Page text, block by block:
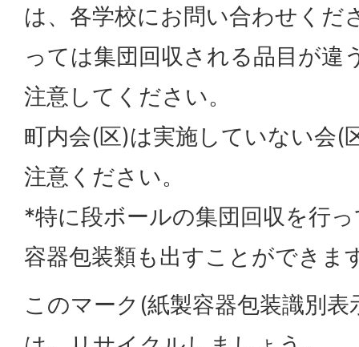
は、各学校にお問い合わせくだ
っては集団回収される品目が違
注意してください。
町内会(区)は実施していない会(
注意ください。
*特に段ボールの集団回収を行
容器包装類も出すことができま
このマーク(紙製容器包装識別